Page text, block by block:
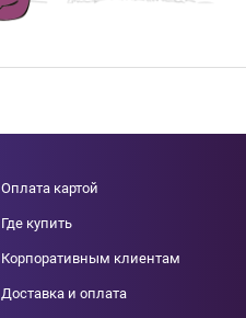
Оплата картой
Где купить
Корпоративным клиентам
Доставка и оплата